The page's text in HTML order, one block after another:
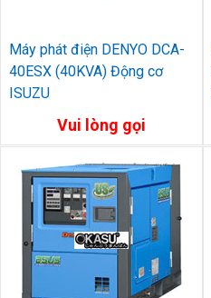
Máy phát điện DENYO DCA-
40ESX (40KVA) Động cơ
ISUZU
Vui lòng gọi